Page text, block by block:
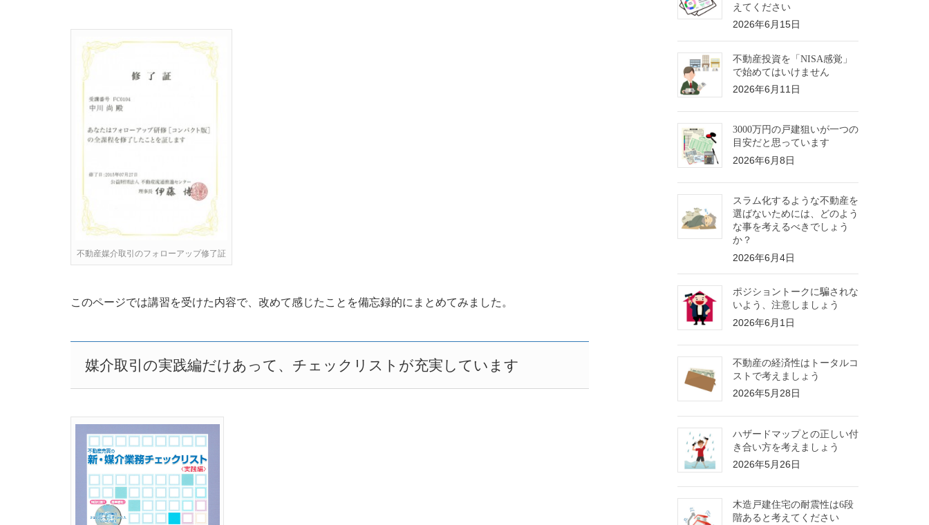
不動産媒介取引のフォローアップ修了証
このページでは講習を受けた内容で、改めて感じたことを備忘録的にまとめてみました。
媒介取引の実践編だけあって、チェックリストが充実しています
えてください
2026年6月15日
不動産投資を「NISA感覚」
で始めてはいけません
2026年6月11日
3000万円の戸建狙いが一つの
目安だと思っています
2026年6月8日
スラム化するような不動産を
選ばないためには、どのよう
な事を考えるべきでしょう
か？
2026年6月4日
ポジショントークに騙されな
いよう、注意しましょう
2026年6月1日
不動産の経済性はトータルコ
ストで考えましょう
2026年5月28日
ハザードマップとの正しい付
き合い方を考えましょう
2026年5月26日
木造戸建住宅の耐震性は6段
階あると考えてください